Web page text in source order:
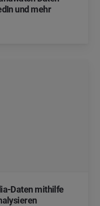
und mehr
Daten mithilfe